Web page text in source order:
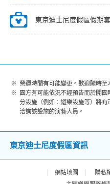
東京迪士尼度假區假期
營運時間有可能變更。歡迎隨時至
園方有可能依況不經預告而於開
分設施（例如：遊樂設施等）將
洽詢該設施的演藝人員。
東京迪士尼度假區資訊
網站地圖 隱私